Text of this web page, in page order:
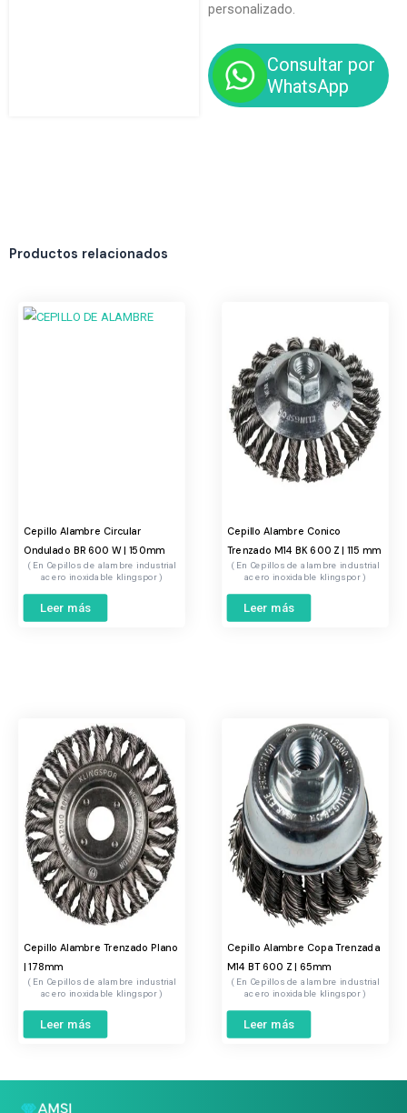
personalizado.
Consultar por
WhatsApp
Productos relacionados
Cepillo Alambre Circular
Ondulado BR 600 W | 150mm
Cepillos de alambre industrial
acero inoxidable klingspor
Leer más
Cepillo Alambre Conico
Trenzado M14 BK 600 Z | 115 mm
Cepillos de alambre industrial
acero inoxidable klingspor
Leer más
Cepillo Alambre Trenzado Plano
| 178mm
Cepillos de alambre industrial
acero inoxidable klingspor
Leer más
Cepillo Alambre Copa Trenzada
M14 BT 600 Z | 65mm
Cepillos de alambre industrial
acero inoxidable klingspor
Leer más